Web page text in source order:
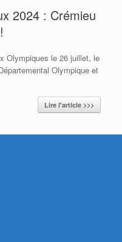
2024 : Crémieu
Olympiques le 26 juillet, le
Olympique et
Lire l'article >>>